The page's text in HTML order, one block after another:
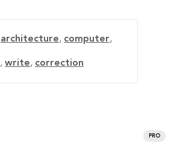
architecture, computer,
, write, correction
PRO